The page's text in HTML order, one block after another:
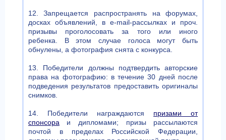
12. Запрещается распространять на форумах,
досках объявлений, в e-mail-рассылках и проч.
призывы проголосовать за того или иного
ребенка. В этом случае голоса могут быть
обнулены, а фотография снята с конкурса.
13. Победители должны подтвердить авторские
права на фотографию: в течение 30 дней после
подведения результатов предоставить оригиналы
снимков.
14. Победители награждаются призами от
спонсора и дипломами; призы рассылаются
почтой в пределах Российской Федерации,